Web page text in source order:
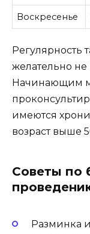
Воскресенье
Регулярность
желательно
Начинающим
имеются
возраст выше
Советы по
Разминка